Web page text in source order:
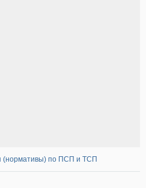
(нормативы) по ПСП и ТСП